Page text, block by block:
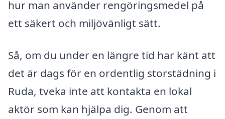
hur man använder rengöringsmedel på
ett säkert och miljövänligt sätt.
Så, om du under en längre tid har känt att
det är dags för en ordentlig storstädning i
Ruda, tveka inte att kontakta en lokal
aktör som kan hjälpa dig. Genom att